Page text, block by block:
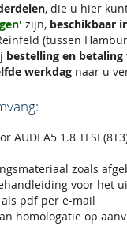
, die u hier
zijn, beschikbaar
(tussen
bestelling en betaling
werkdag naar u
AUDI A5 1.8 TFSI
zoals
voor het
als pdf per e-mail
homologatie op